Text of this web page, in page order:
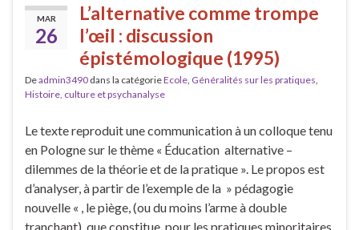
MAR
26
L’alternative comme trompe
l’œil : discussion
épistémologique (1995)
Deadmin3490 dans la catégorieEcole Généralités sur les pratiques
Histoire, culture et psychanalyse
Le texte reproduit une communication à un colloque tenu
en Pologne sur le thème « Éducation alternative –
dilemmes de la théorie et de la pratique ». Le propos est
d’analyser, à partir de l’exemple de la » pédagogie
nouvelle « , le piège, (ou du moins l’arme à double
tranchant), que constitue, pour les pratiques minoritaires